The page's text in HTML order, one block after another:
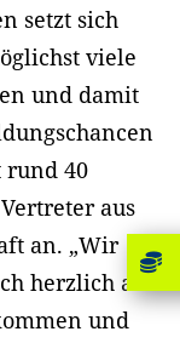
setzt sich
viele
und damit
rund 40
aus
an. „Wir
herzlich als
und